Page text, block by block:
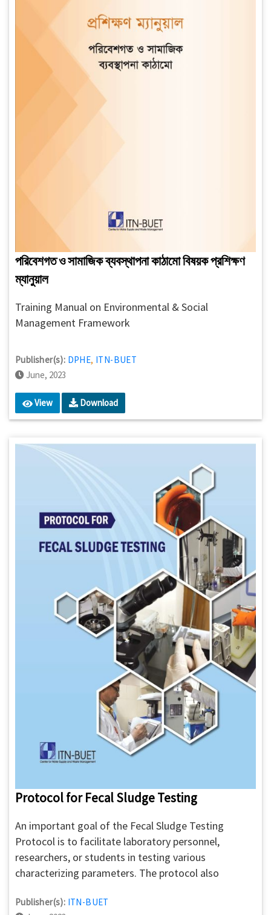
পরিবেশগত ও সামাজিক ব্যবস্থাপনা কাঠামো বিষয়ক প্রশিক্ষণ
ম্যানুয়াল
Training Manual on Environmental & Social
Management Framework
Publisher(s): DPHE, ITN-BUET
June, 2023
View Download
Protocol for Fecal Sludge Testing
An important goal of the Fecal Sludge Testing
Protocol is to facilitate laboratory personnel,
researchers, or students in testing various
characterizing parameters. The protocol also
conduct tests on different types of fecal sludge, such
Publisher(s): ITN-BUET